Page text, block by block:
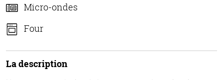
Micro-ondes
Four
La description